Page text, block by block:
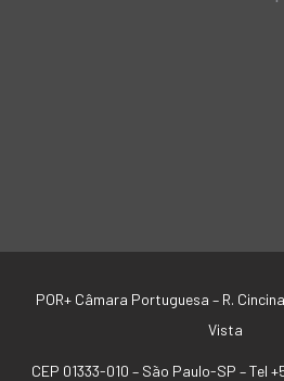
POR+ Câmara Portuguesa – R.
Vista
CEP 01333-010 – São Paulo-SP –Tel